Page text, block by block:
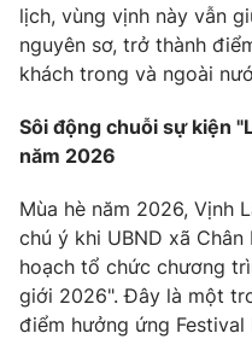
lịch, vùng vịnh này vẫn
nguyên sơ, trở thành
khách trong và ngoài
Sôi động chuỗi sự kiện
năm 2026
Mùa hè năm 2026, Vịnh
chú ý khi UBND xã
hoạch tổ chức chương
giới 2026". Đây là một
điểm hưởng ứng